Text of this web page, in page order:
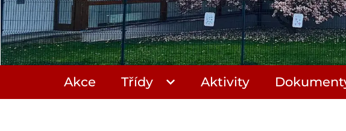
Akce Třídy Aktivity